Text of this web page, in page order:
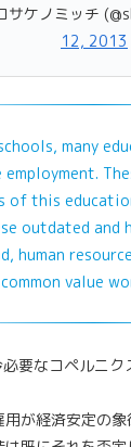
サケノミッチ
12, 2013
many
of this
outdated and
human
common value
要なコペルニク
用が経済安定の